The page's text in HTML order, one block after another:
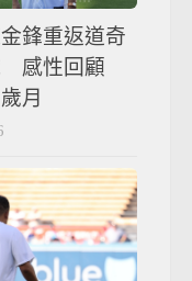
鋒重返道奇
感性回顧
月